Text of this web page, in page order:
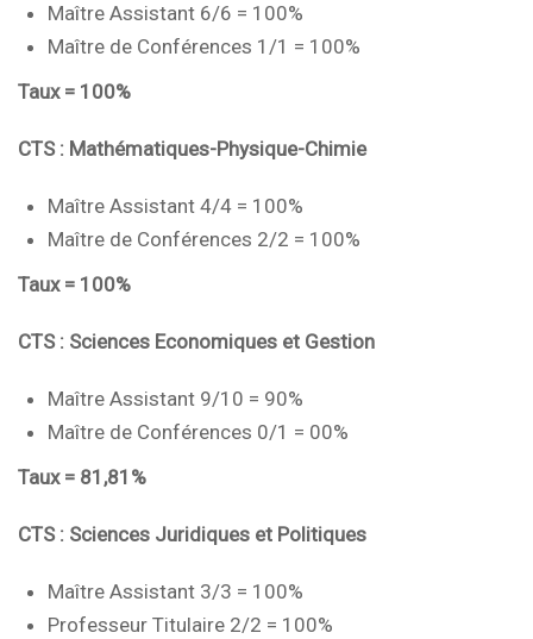
Maître Assistant 6/6 = 100%
Maître de Conférences 1/1 = 100%
Taux = 100%
CTS : Mathématiques-Physique-Chimie
Maître Assistant 4/4 = 100%
Maître de Conférences 2/2 = 100%
Taux = 100%
CTS : Sciences Economiques et Gestion
Maître Assistant 9/10 = 90%
Maître de Conférences 0/1 = 00%
Taux = 81,81%
CTS : Sciences Juridiques et Politiques
Maître Assistant 3/3 = 100%
Professeur Titulaire 2/2 = 100%